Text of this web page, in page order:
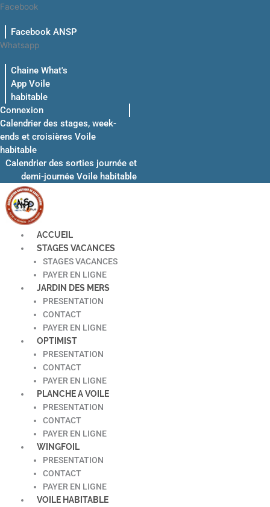
Aller
contenu
Facebook
Facebook ANSP
Whatsapp
Chaine What's
App Voile
habitable
Connexion
Calendrier des stages, week-
ends et croisières Voile
habitable
Calendrier des sorties journée et
demi-journée Voile habitable
ACCUEIL
STAGES VACANCES
STAGES VACANCES
PAYER EN LIGNE
JARDIN DES MERS
PRESENTATION
CONTACT
PAYER EN LIGNE
OPTIMIST
PRESENTATION
CONTACT
PAYER EN LIGNE
PLANCHE A VOILE
PRESENTATION
CONTACT
PAYER EN LIGNE
WINGFOIL
PRESENTATION
CONTACT
PAYER EN LIGNE
VOILE HABITABLE